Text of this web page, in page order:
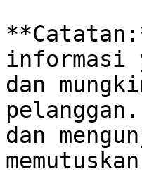
informasi
dan
dan